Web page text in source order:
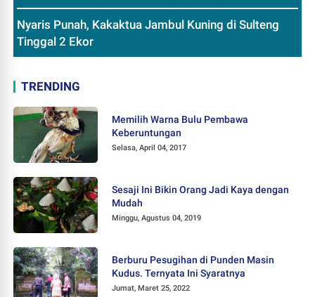
Nyaris Punah, Kakaktua Jambul Kuning di Sulteng
Tinggal 2 Ekor
TRENDING
Memilih Warna Bulu Pembawa
Keberuntungan
Selasa, April 04, 2017
Sesaji Ini Bikin Orang Jadi Kaya dengan
Mudah
Minggu, Agustus 04, 2019
Berburu Pesugihan di Punden Masin
Kudus. Ternyata Ini Syaratnya
Jumat, Maret 25, 2022